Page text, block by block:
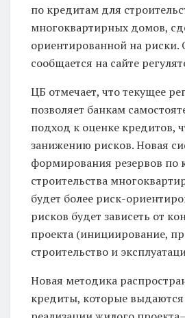
по кредитам для
многоквартирных домов,
ориентированной на риски.
сообщается на сайте
ЦБ отмечает, что текущее
позволяет банкам
подход к оценке кредитов,
занижению рисков. Новая
формирования резервов по
строительства
будет более риск-
рисков будет зависеть от
проекта (инициирование,
строительство и
Новая методика
кредиты, которые выдаются